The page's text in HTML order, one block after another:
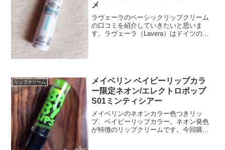
メ
ラヴェーラのベーシックリップクリーム
の口コミを紹介していきたいと思いま
す。ラヴェーラ（Lavera）はドイツのオ
リップクリーム
メイベリン ベイビーリップカラ
ー限定ネオン/エレクトロポップ
S01ミンティシアー
メイベリンのネオンカラー色つきリッ
プ、ベイビーリップカラー。ネオン発色
が特徴のリップクリームです。今回購入